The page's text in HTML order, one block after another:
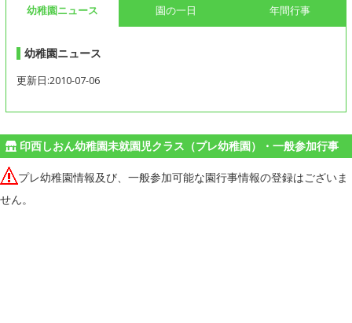
幼稚園ニュース 園の一日 年間行事
幼稚園ニュース
更新日:2010-07-06
印西しおん幼稚園未就園児クラス（プレ幼稚園）・一般参加行事
プレ幼稚園情報及び、一般参加可能な園行事情報の登録はございま
せん。